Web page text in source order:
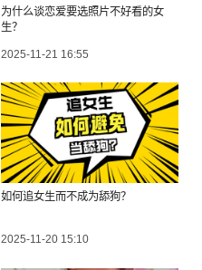
为什么谈恋爱要选照片不好看的女
生？
2025-11-21 16:55
如何追女生而不成为舔狗？
2025-11-20 15:10